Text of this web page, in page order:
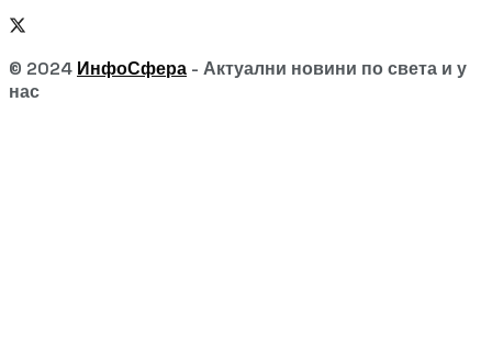
© 2024 ИнфоСфера - Актуални новини по света и у
нас